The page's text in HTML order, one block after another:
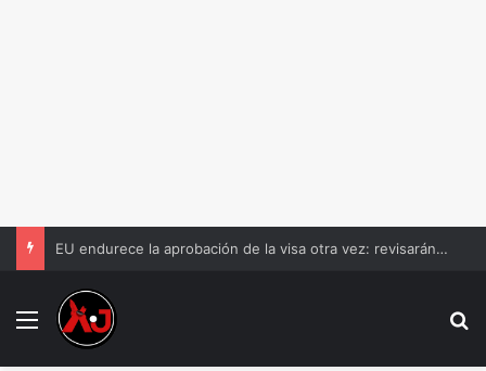
EU endurece la aprobación de la visa otra vez: revisarán las redes sociales a mexicanos
Menu